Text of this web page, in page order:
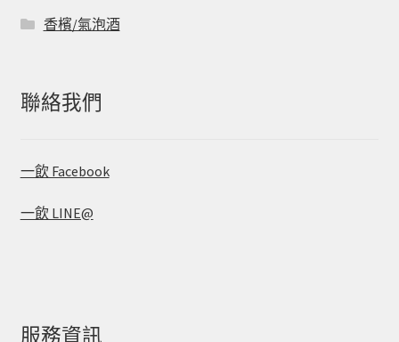
香檳/氣泡酒
聯絡我們
一飲 Facebook
一飲 LINE@
服務資訊